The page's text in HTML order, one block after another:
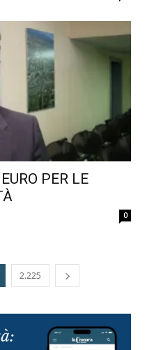
PER LE
0
2.225